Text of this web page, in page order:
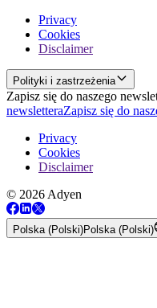
Privacy
Cookies
Disclaimer
Polityki i zastrzeżenia
Zapisz się do naszego
newsletteraZapisz się do
Privacy
Cookies
Disclaimer
© 2026 Adyen
Polska (Polski)Polska (Polski)